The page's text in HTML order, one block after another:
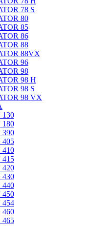
78 S
80
85
86
88
88VX
96
98
98 H
98 S
98 VX
130
180
390
405
410
415
420
430
440
450
454
460
465